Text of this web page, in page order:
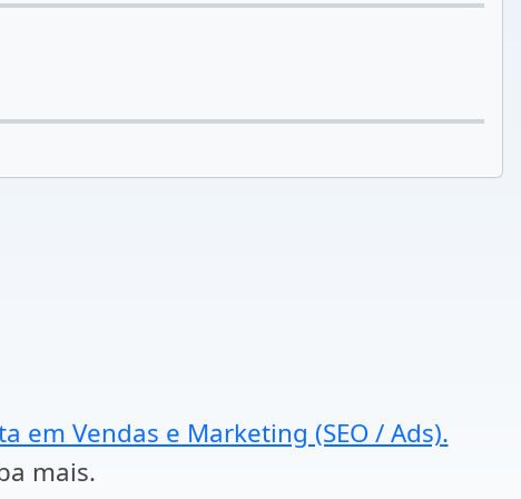
em Vendas e Marketing (SEO / Ads).
mais.